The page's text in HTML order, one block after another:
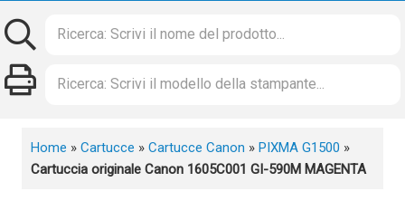
Home » Cartucce » Cartucce Canon » PIXMA G1500 »
Cartuccia originale Canon 1605C001 GI-590M MAGENTA